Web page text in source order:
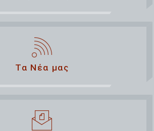
Τα Νέα μας